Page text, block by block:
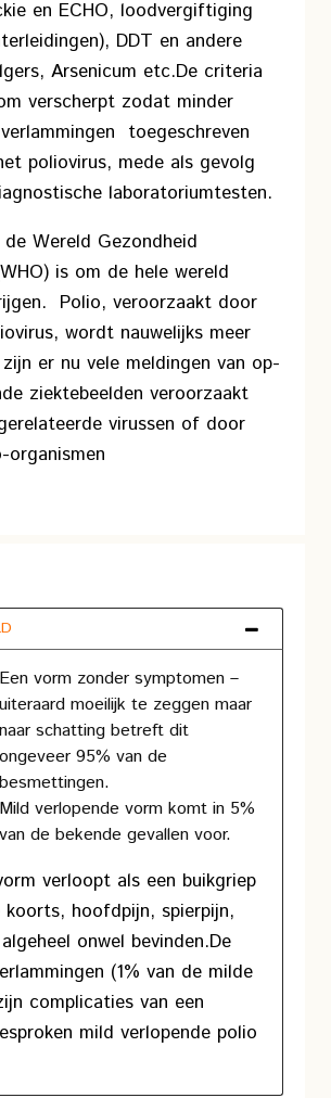
en ECHO, loodvergiftiging
DDT en andere
Arsenicum etc.De criteria
verscherpt zodat minder
toegeschreven
poliovirus, mede als gevolg
laboratoriumtesten.
Wereld Gezondheid
is om de hele wereld
Polio, veroorzaakt door
wordt nauwelijks meer
er nu vele meldingen van op-
ziektebeelden veroorzaakt
virussen of door
organismen
Een vorm zonder symptomen –
uiteraard moeilijk te zeggen maar
naar schatting betreft dit
ongeveer 95% van de
besmettingen.
Mild verlopende vorm komt in 5%
van de bekende gevallen voor.
verloopt als een buikgriep
hoofdpijn, spierpijn,
onwel bevinden.De
(1% van de milde
complicaties van een
mild verlopende polio